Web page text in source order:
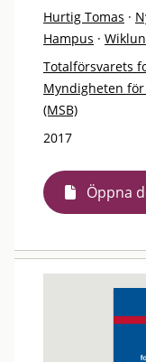
Hurtig Tomas ·
Hampus ·
Totalförsvarets
Myndigheten
(MSB)
2017
Öppna